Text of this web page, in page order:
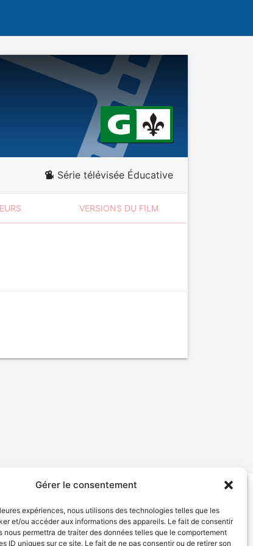
Gérer le consentement
expériences, nous utilisons des technologies telles que les
et/ou accéder aux informations des appareils. Le fait de consentir
nous permettra de traiter des données telles que le comportement
ID uniques sur ce site. Le fait de ne pas consentir ou de retirer son
Série télévisée Éducative
VERSIONS DU FILM
services Politique de confidentialité